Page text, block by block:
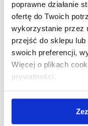
poprawne działanie
ofertę do Twoich
wykorzystanie przez
przejść do sklepu
swoich preferencji,
Więcej o plikach
prywatności.
117,00 zł.
Wybierz opcje
-15% Off
Zobacz
Pakiet Stringów
Najniższa cena z